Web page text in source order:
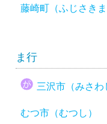
藤崎町（ふじさきま
ま行
三沢市（みさわ
むつ市（むつし）